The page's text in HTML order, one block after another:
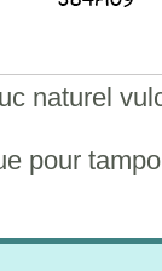
naturel
pour